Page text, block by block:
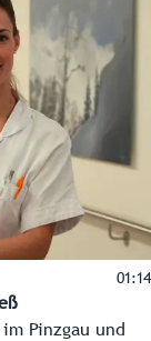
01:14
Pinzgau und